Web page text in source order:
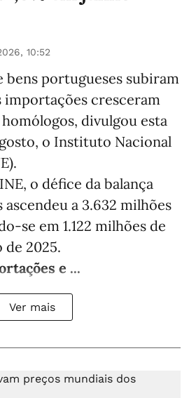
10:52
bens portugueses subiram
importações cresceram
divulgou esta
o Instituto Nacional
o défice da balança
a 3.632 milhões
se em 1.122 milhões de
de 2025.
e ...
Ver mais